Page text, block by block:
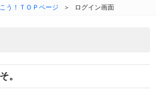
コンテンツへ移動
う！ＴＯＰページ ＞ ログイン画面
。